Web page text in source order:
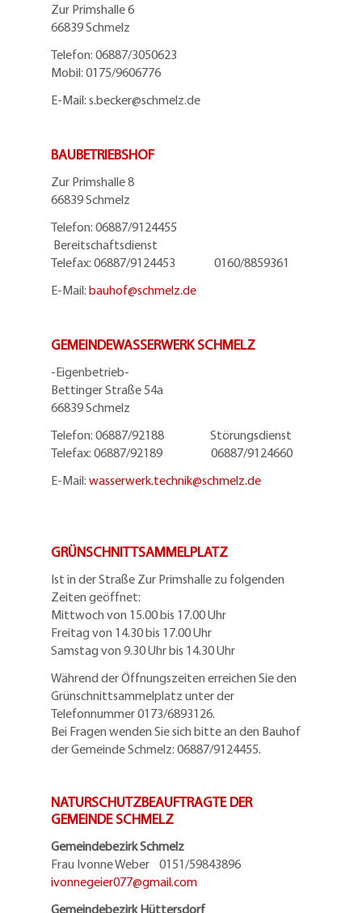
Zur Primshalle 6
66839 Schmelz
Telefon: 06887/3050623
Mobil: 0175/9606776
E-Mail: s.becker@schmelz.de
BAUBETRIEBSHOF
Zur Primshalle 8
66839 Schmelz
Telefon: 06887/9124455
Bereitschaftsdienst
Telefax: 06887/9124453 0160/8859361
E-Mail: bauhof@schmelz.de
GEMEINDEWASSERWERK SCHMELZ
-Eigenbetrieb-
Bettinger Straße 54a
66839 Schmelz
Telefon: 06887/92188 Störungsdienst
Telefax: 06887/92189 06887/9124660
E-Mail: wasserwerk.technik@schmelz.de
GRÜNSCHNITTSAMMELPLATZ
Ist in der Straße Zur Primshalle zu folgenden
Zeiten geöffnet:
Mittwoch von 15.00 bis 17.00 Uhr
Freitag von 14.30 bis 17.00 Uhr
Samstag von 9.30 Uhr bis 14.30 Uhr
Während der Öffnungszeiten erreichen Sie den
Grünschnittsammelplatz unter der
Telefonnummer 0173/6893126.
Bei Fragen wenden Sie sich bitte an den Bauhof
der Gemeinde Schmelz: 06887/9124455.
NATURSCHUTZBEAUFTRAGTE DER
GEMEINDE SCHMELZ
Gemeindebezirk Schmelz
Frau Ivonne Weber 0151/59843896
ivonnegeier077@gmail.com
Gemeindebezirk Hüttersdorf